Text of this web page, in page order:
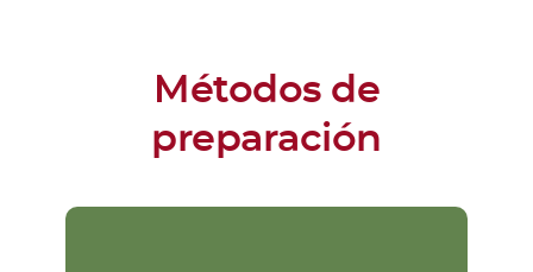
Métodos de
preparación